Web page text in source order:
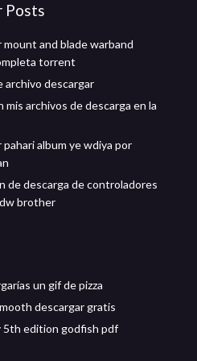
Posts
mount and blade warband
torrent
archivo descargar
mis archivos de descarga en la
pahari album ye wdiya por
de descarga de controladores
brother
un gif de pizza
descargar gratis
5th edition godfish pdf